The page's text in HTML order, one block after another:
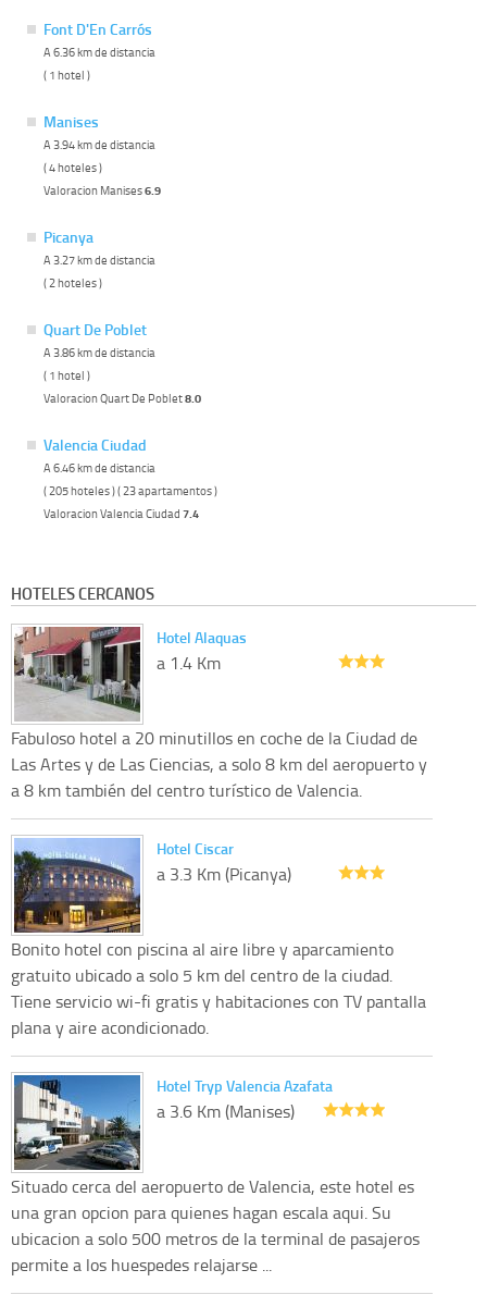
Font D'En Carrós
A 6.36 km de distancia
( 1 hotel )
Manises
A 3.94 km de distancia
( 4 hoteles )
Valoracion Manises6.9
Picanya
A 3.27 km de distancia
( 2 hoteles )
Quart De Poblet
A 3.86 km de distancia
( 1 hotel )
Valoracion Quart De Poblet8.0
Valencia Ciudad
A 6.46 km de distancia
( 205 hoteles ) ( 23 apartamentos )
Valoracion Valencia Ciudad 7.4
HOTELES CERCANOS
Hotel Alaquas
a 1.4 Km
Fabuloso hotel a 20 minutillos en coche de la Ciudad de
Las Artes y de Las Ciencias, a solo 8 km del aeropuerto y
a 8 km también del centro turístico de Valencia.
Hotel Ciscar
a 3.3 Km (Picanya)
Bonito hotel con piscina al aire libre y aparcamiento
gratuito ubicado a solo 5 km del centro de la ciudad.
Tiene servicio wi-fi gratis y habitaciones con TV pantalla
plana y aire acondicionado.
Hotel Tryp Valencia Azafata
a 3.6 Km (Manises)
Situado cerca del aeropuerto de Valencia, este hotel es
una gran opcion para quienes hagan escala aqui. Su
ubicacion a solo 500 metros de la terminal de pasajeros
permite a los huespedes relajarse ...